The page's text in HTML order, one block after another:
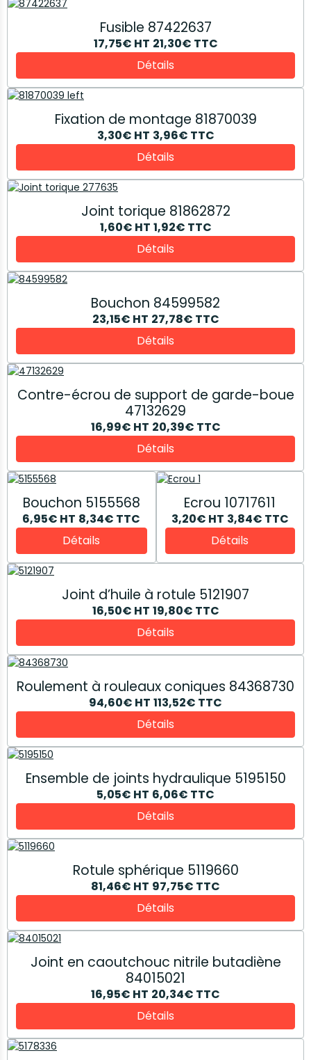
Fusible 87422637
17,75€ HT 21,30€ TTC
Détails
Fixation de montage 81870039
3,30€ HT 3,96€ TTC
Détails
Joint torique 81862872
1,60€ HT 1,92€ TTC
Détails
Bouchon 84599582
23,15€ HT 27,78€ TTC
Détails
Contre-écrou de support de garde-boue
47132629
16,99€ HT 20,39€ TTC
Détails
Bouchon 5155568
6,95€ HT 8,34€ TTC
Détails
Ecrou 10717611
3,20€ HT 3,84€ TTC
Détails
Joint d’huile à rotule 5121907
16,50€ HT 19,80€ TTC
Détails
Roulement à rouleaux coniques 84368730
94,60€ HT 113,52€ TTC
Détails
Ensemble de joints hydraulique 5195150
5,05€ HT 6,06€ TTC
Détails
Rotule sphérique 5119660
81,46€ HT 97,75€ TTC
Détails
Joint en caoutchouc nitrile butadiène
84015021
16,95€ HT 20,34€ TTC
Détails